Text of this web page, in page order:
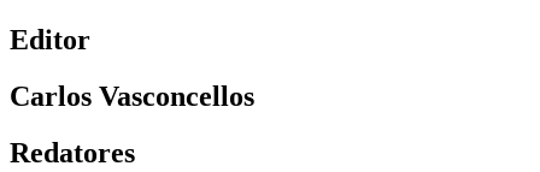
Editor
Carlos Vasconcellos
Redatores